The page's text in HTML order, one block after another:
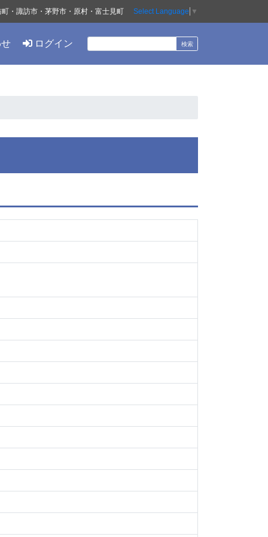
ログイン
・諏訪市・茅野市・原村・富士見町 Select Language ▼